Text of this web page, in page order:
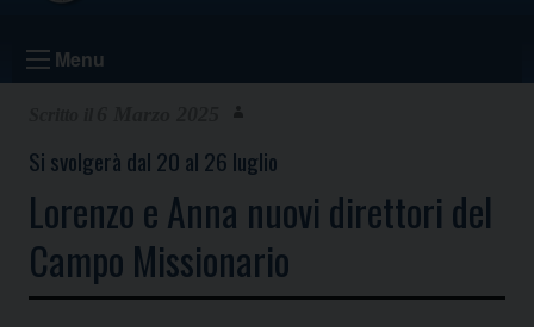
Menu
Si svolgerà dal 20 al 26 luglio
Lorenzo e Anna nuovi direttori del
Campo Missionario